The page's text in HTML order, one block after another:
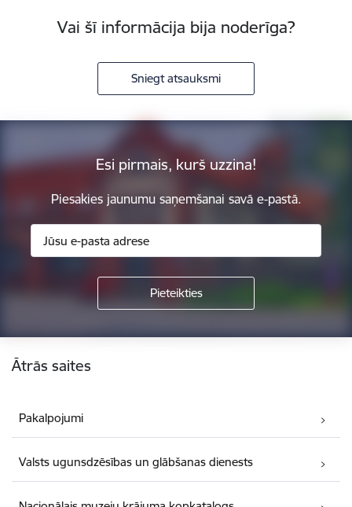
Vai šī informācija bija noderīga?
Sniegt atsauksmi
Esi pirmais, kurš uzzina!
Piesakies jaunumu saņemšanai savā e-pastā.
Ātrās saites
Pakalpojumi
Valsts ugunsdzēsības un glābšanas dienests